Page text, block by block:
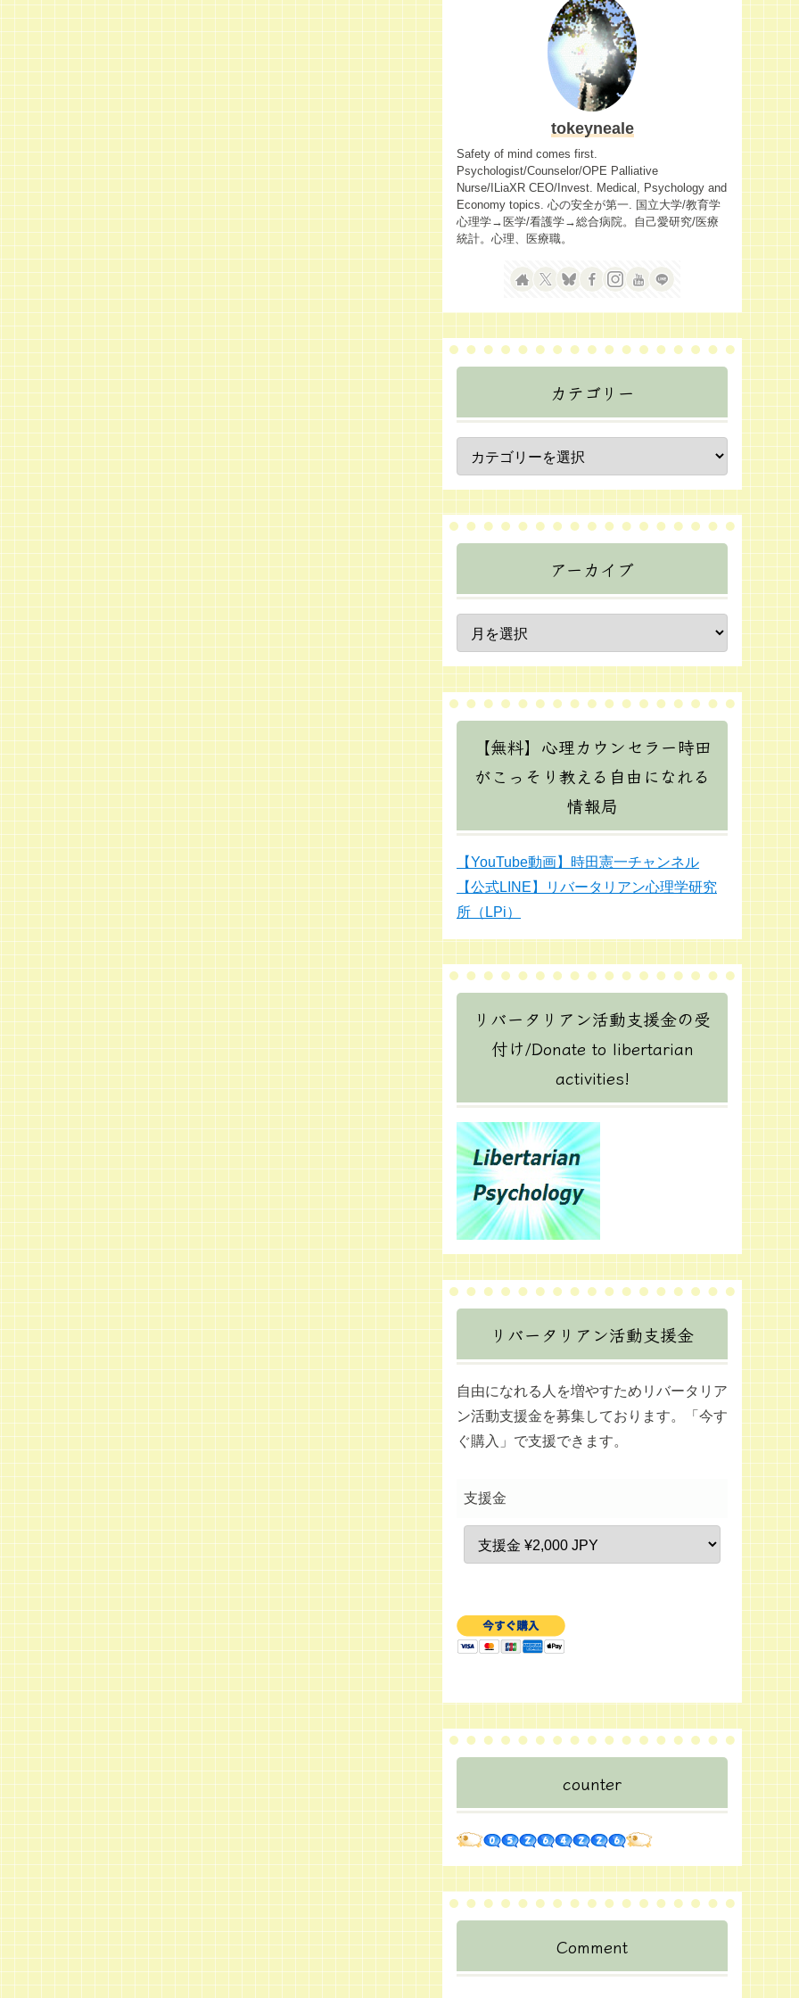
tokeyneale
Safety of mind comes first.
Psychologist/Counselor/OPE Palliative
Nurse/ILiaXR CEO/Invest. Medical, Psychology and
Economy topics. 心の安全が第一. 国立大学/教育学
心理学→医学/看護学→総合病院。自己愛研究/医療
統計。心理、医療職。
カテゴリー
アーカイブ
【無料】心理カウンセラー時田
がこっそり教える自由になれる
情報局
【YouTube動画】時田憲一チャンネル
【公式LINE】リバータリアン心理学研究
所（LPi）
リバータリアン活動支援金の受
付け/Donate to libertarian
activities!
リバータリアン活動支援金
自由になれる人を増やすためリバータリア
ン活動支援金を募集しております。「今す
ぐ購入」で支援できます。
支援金
counter
Comment